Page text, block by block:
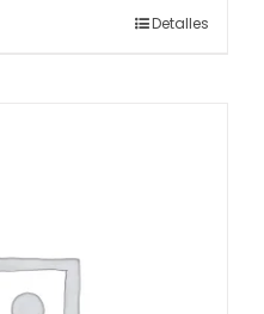
Detalles